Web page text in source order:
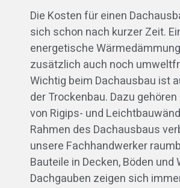
Die Kosten für einen
sich schon nach kurzer Zeit.
energetische
zusätzlich auch noch
Wichtig beim Dachausbau ist
der Trockenbau. Dazu
von Rigips- und
Rahmen des Dachausbaus
unsere Fachhandwerker
Bauteile in Decken, Böden und
Dachgauben zeigen sich